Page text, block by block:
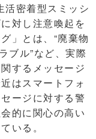
密着型スミッシ
対し注意喚起を
」とは、“廃棄物
ブル”など、実際
するメッセージ
はスマートフォ
ージに対する警
的に関心の高い
いる。